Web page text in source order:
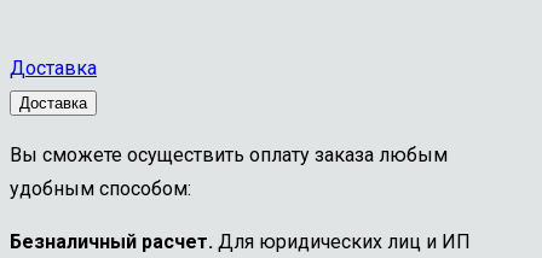
Доставка
Доставка
Вы сможете осуществить оплату заказа любым
удобным способом:
Безналичный расчет. Для юридических лиц и ИП